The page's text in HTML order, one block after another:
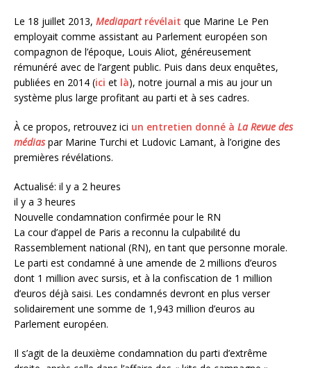
Le 18 juillet 2013, Mediapartrévélait que Marine Le Pen
employait comme assistant au Parlement européen son
compagnon de l’époque, Louis Aliot, généreusement
rémunéré avec de l’argent public. Puis dans deux enquêtes,
publiées en 2014 (ici et là), notre journal a mis au jour un
système plus large profitant au parti et à ses cadres.
À ce propos, retrouvez ici un entretien donné à La Revue des
médiaspar Marine Turchi et Ludovic Lamant, à l’origine des
premières révélations.
Actualisé: il y a 2 heures
il y a 3 heures
Nouvelle condamnation confirmée pour le RN
La cour d’appel de Paris a reconnu la culpabilité du
Rassemblement national (RN), en tant que personne morale.
Le parti est condamné à une amende de 2 millions d’euros
dont 1 million avec sursis, et à la confiscation de 1 million
d’euros déjà saisi. Les condamnés devront en plus verser
solidairement une somme de 1,943 million d’euros au
Parlement européen.
Il s’agit de la deuxième condamnation du parti d’extrême